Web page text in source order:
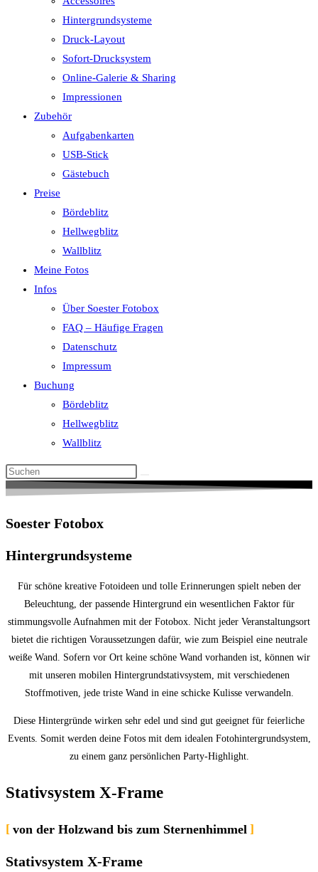
Hintergrundsysteme
Druck-Layout
Sofort-Drucksystem
Online-Galerie & Sharing
Impressionen
Zubehör
Aufgabenkarten
USB-Stick
Gästebuch
Preise
Bördeblitz
Hellwegblitz
Wallblitz
Meine Fotos
Infos
Über Soester Fotobox
FAQ – Häufige Fragen
Datenschutz
Impressum
Buchung
Bördeblitz
Hellwegblitz
Wallblitz
Soester Fotobox
Hintergrundsysteme
Für schöne kreative Fotoideen und tolle Erinnerungen spielt neben der
Beleuchtung, der passende Hintergrund ein wesentlichen Faktor für
stimmungsvolle Aufnahmen mit der Fotobox. Nicht jeder Veranstaltungsort
bietet die richtigen Voraussetzungen dafür, wie zum Beispiel eine neutrale
weiße Wand. Sofern vor Ort keine schöne Wand vorhanden ist, können wir
mit unseren mobilen Hintergrundstativsystem, mit verschiedenen
Stoffmotiven, jede triste Wand in eine schicke Kulisse verwandeln.
Diese Hintergründe wirken sehr edel und sind gut geeignet für feierliche
Events. Somit werden deine Fotos mit dem idealen Fotohintergrundsystem,
zu einem ganz persönlichen Party-Highlight.
Stativsystem X-Frame
von der Holzwand bis zum Sternenhimmel
Stativsystem X-Frame